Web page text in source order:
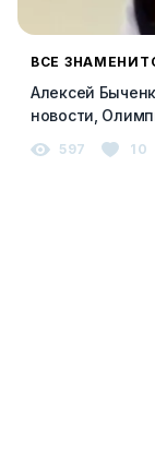
ВСЕ
Алексей
новости,
597 10